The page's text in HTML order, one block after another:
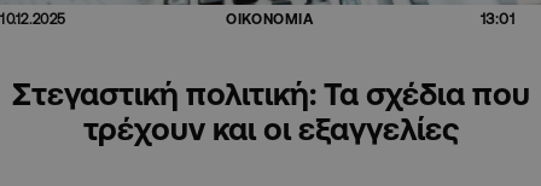
10.12.2025 ΟΙΚΟΝΟΜΙΑ 13:01
Στεγαστική πολιτική: Τα σχέδια που
τρέχουν και οι εξαγγελίες